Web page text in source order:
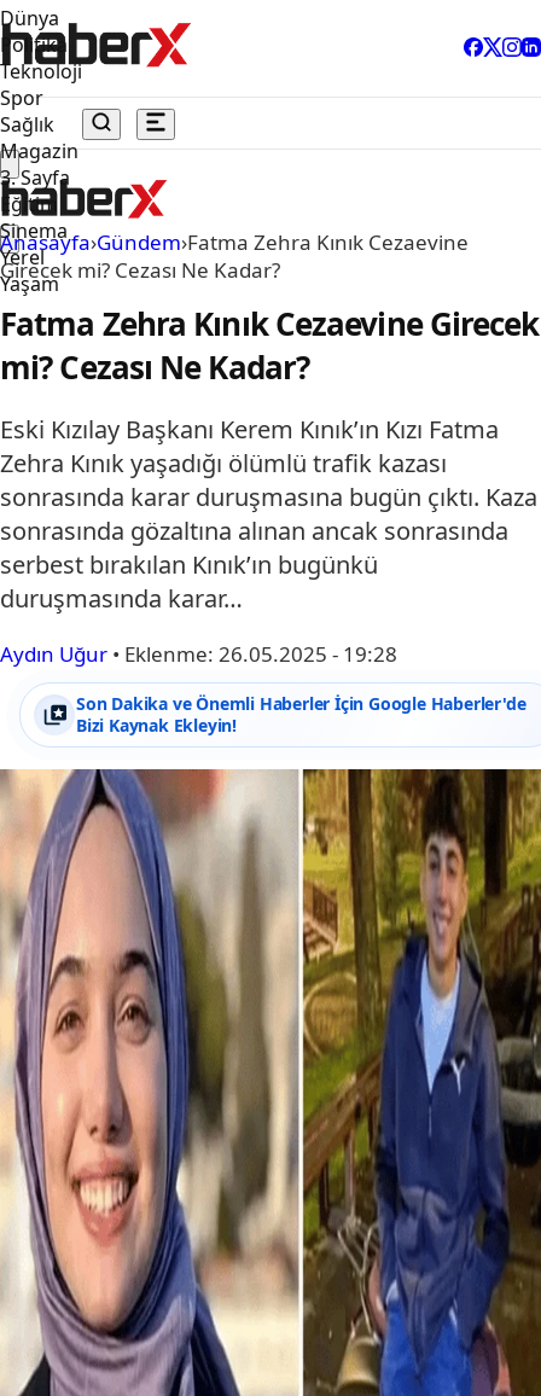
Dünya
Politika
Teknoloji
Spor
Sağlık
Magazin
3. Sayfa
Eğitim
Sinema
Yerel
Yaşam
Anasayfa›Gündem›Fatma Zehra Kınık Cezaevine
Girecek mi? Cezası Ne Kadar?
Fatma Zehra Kınık Cezaevine Girecek
mi? Cezası Ne Kadar?
Eski Kızılay Başkanı Kerem Kınık’ın Kızı Fatma
Zehra Kınık yaşadığı ölümlü trafik kazası
sonrasında karar duruşmasına bugün çıktı. Kaza
sonrasında gözaltına alınan ancak sonrasında
serbest bırakılan Kınık’ın bugünkü
duruşmasında karar…
Aydın Uğur • Eklenme: 26.05.2025 - 19:28
Son Dakika ve Önemli Haberler İçin Google Haberler'de
Bizi Kaynak Ekleyin!